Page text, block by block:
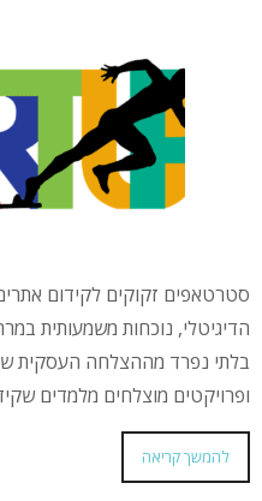
סטרטאפים זקוקים לקידום
הדיגיטלי, נוכחות משמעותית
בלתי נפרד מההצלחה העסקית
ופרויקטים מוצלחים מלמדים
להמשך קריאה